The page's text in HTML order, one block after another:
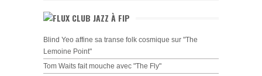
CLUB JAZZ À FIP
Blind Yeo affine sa transe folk cosmique sur "The
Lemoine Point"
Tom Waits fait mouche avec "The Fly"